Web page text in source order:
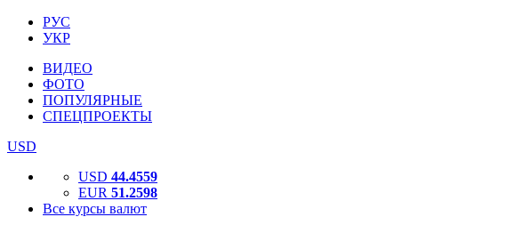
РУС
УКР
ВИДЕО
ФОТО
ПОПУЛЯРНЫЕ
СПЕЦПРОЕКТЫ
USD
USD 44.4559
EUR 51.2598
Все курсы валют